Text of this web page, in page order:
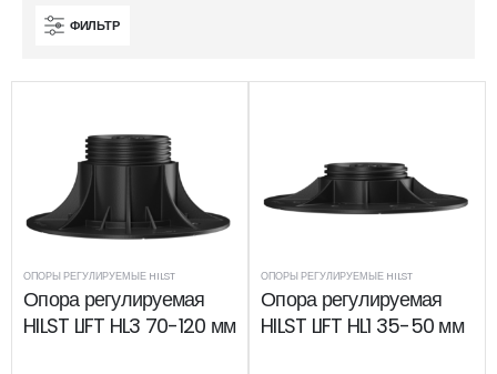
ФИЛЬТР
ОПОРЫ РЕГУЛИРУЕМЫЕ HILST
Опора регулируемая
HILST LIFT HL3 70-120 мм
ОПОРЫ РЕГУЛИРУЕМЫЕ HILST
Опора регулируемая
HILST LIFT HL1 35-50 мм